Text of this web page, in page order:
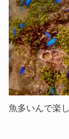
魚多いんで楽